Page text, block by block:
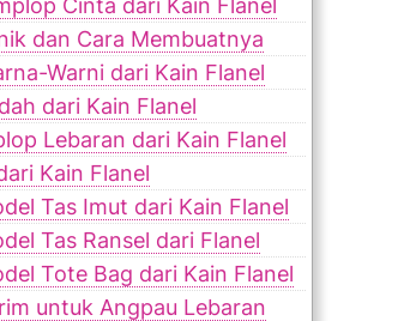
Cinta dari Kain Flanel
dan Cara Membuatnya
Warni dari Kain Flanel
dari Kain Flanel
Lebaran dari Kain Flanel
Kain Flanel
Tas Imut dari Kain Flanel
Tas Ransel dari Flanel
Tote Bag dari Kain Flanel
untuk Angpau Lebaran